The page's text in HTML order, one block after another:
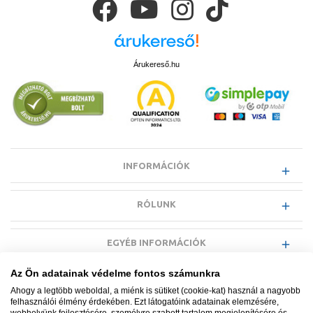
Árukereső.hu
INFORMÁCIÓK
RÓLUNK
EGYÉB INFORMÁCIÓK
Az Ön adatainak védelme fontos számunkra
Ahogy a legtöbb weboldal, a miénk is sütiket (cookie-kat) használ a nagyobb
felhasználói élmény érdekében. Ezt látogatóink adatainak elemzésére,